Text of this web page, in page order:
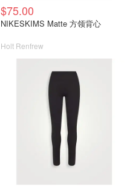
$75.00
NIKESKIMS Matte 方领背心
Holt Renfrew